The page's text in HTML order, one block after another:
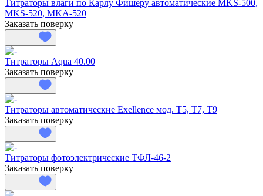
Титраторы влаги по Карлу Фишеру автоматические MKS-500,
MKS-520, MKA-520
Заказать поверку
Титраторы Aqua 40.00
Заказать поверку
Титраторы автоматические Exellence мод. Т5, Т7, Т9
Заказать поверку
Титраторы фотоэлектрические ТФЛ-46-2
Заказать поверку